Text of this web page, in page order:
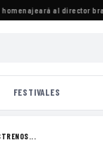
al director
FESTIVALES